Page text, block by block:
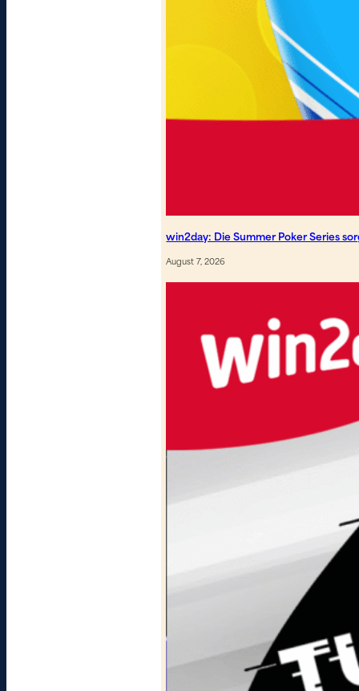
win2day: Die Summer Poker Series
August 7, 2026